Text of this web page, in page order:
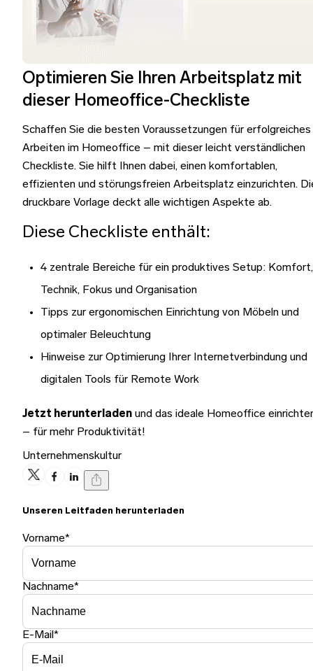
Optimieren Sie Ihren Arbeitsplatz mit
dieser Homeoffice-Checkliste
Schaffen Sie die besten Voraussetzungen für erfolgreiches
Arbeiten im Homeoffice – mit dieser leicht verständlichen
Checkliste. Sie hilft Ihnen dabei, einen komfortablen,
effizienten und störungsfreien Arbeitsplatz einzurichten.
druckbare Vorlage deckt alle wichtigen Aspekte ab.
Diese Checkliste enthält:
4 zentrale Bereiche für ein produktives Setup: Komfort,
Technik, Fokus und Organisation
Tipps zur ergonomischen Einrichtung von Möbeln und
optimaler Beleuchtung
Hinweise zur Optimierung Ihrer Internetverbindung und
digitalen Tools für Remote Work
Jetzt herunterladen und das ideale Homeoffice
– für mehr Produktivität!
Unternehmenskultur
Unseren Leitfaden herunterladen
Vorname*
Nachname*
E-Mail*